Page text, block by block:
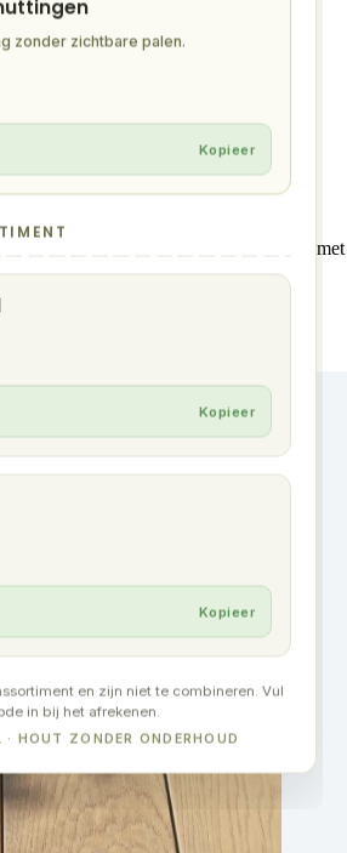
zonder zichtbare palen.
Kopieer
Kopieer
Kopieer
en zijn niet te combineren. Vul
in bij het afrekenen.
· HOUT ZONDER ONDERHOUD
Zo kun je de kleur en structuur zelf
en ongevoelig voor vocht.
hout?
hardhout, géén periodiek onderhoud met
lange levensduur.